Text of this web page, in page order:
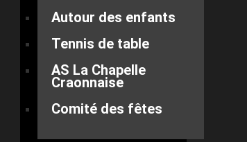
Autour des enfants
Tennis de table
AS La Chapelle
Craonnaise
Comité des fêtes